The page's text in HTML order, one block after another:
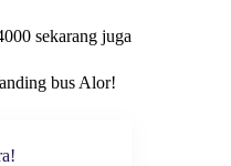
sekarang juga
bus Alor!